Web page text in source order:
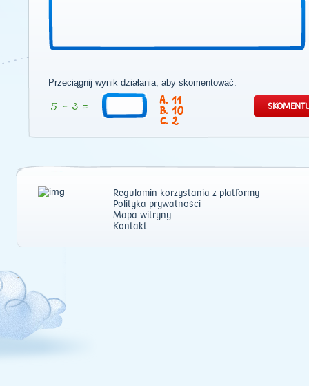
Przeciągnij wynik działania, aby skomentować:
11
10
2
Regulamin korzystania z platformy
Polityka prywatności
Mapa witryny
Kontakt